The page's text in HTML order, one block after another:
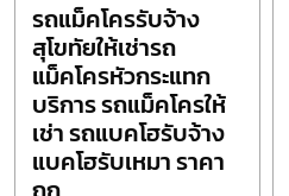
รถแม็คโครรับจ้าง
สุโขทัยให้เช่ารถ
แม็คโครหัวกระแทก
บริการ รถแม็คโครให้
เช่า รถแบคโฮรับจ้าง
แบคโฮรับเหมา ราคา